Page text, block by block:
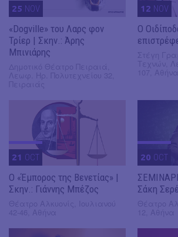
25 NOV
«Dogville» του Λαρς φον
Τρίερ | Σκην.: Άρης
Μπινιάρης
12 NOV
O
21 OCT
Ο «Έμπορος της Βενετίας» |
Σκην.: Γιάννης Μπέζος
20 OCT
Σάκη